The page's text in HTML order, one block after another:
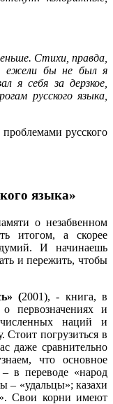
Стихи, правда,
ежели бы не был я
я себя за дерзкое,
русского языка,
русского
языка»
о незабвенном
итогом, а скорее
И начинаешь
и пережить, чтобы
(2001), - книга, в
о первозначениях и
наций и
Стоит погрузиться в
даже сравнительно
что основное
в переводе «народ
– «удальцы»; казахи
Свои корни имеют